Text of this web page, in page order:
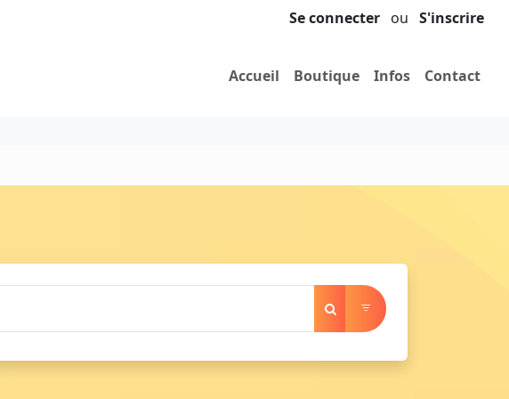
Se connecter ou S'inscrire
Accueil Boutique Infos Contact